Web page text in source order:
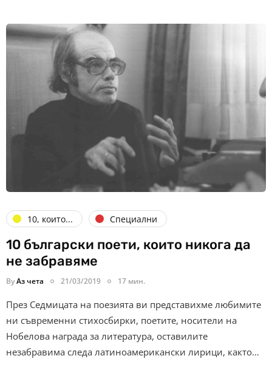
10, които... Специални
10 български поети, които никога да
не забравяме
ByАз чета 21/03/2019 17 мин.
През Седмицата на поезията ви представихме любимите
ни съвременни стихосбирки, поетите, носители на
Нобелова награда за литература, оставилите
незабравима следа латиноамерикански лирици, както…